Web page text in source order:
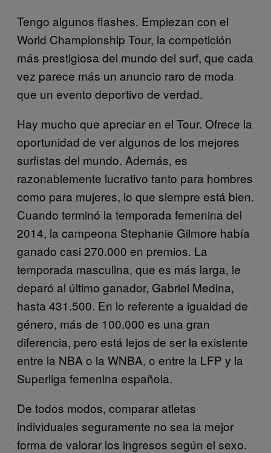
Tengo algunos flashes. Empiezan con el
World Championship Tour, la competición
más prestigiosa del mundo del surf, que cada
vez parece más un anuncio raro de moda
que un evento deportivo de verdad.
Hay mucho que apreciar en el Tour. Ofrece la
oportunidad de ver algunos de los mejores
surfistas del mundo. Además, es
razonablemente lucrativo tanto para hombres
como para mujeres, lo que siempre está bien.
Cuando terminó la temporada femenina del
2014, la campeona Stephanie Gilmore había
ganado casi 270.000 en premios. La
temporada masculina, que es más larga, le
deparó al último ganador, Gabriel Medina,
hasta 431.500. En lo referente a igualdad de
género, más de 100.000 es una gran
diferencia, pero está lejos de ser la existente
entre la NBA o la WNBA, o entre la LFP y la
Superliga femenina española.
De todos modos, comparar atletas
individuales seguramente no sea la mejor
forma de valorar los ingresos según el sexo.